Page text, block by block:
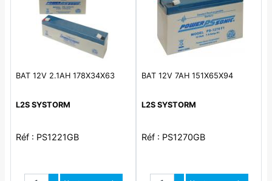
BAT 12V 2.1AH 178X34X63
L2S SYSTORM
Réf : PS1221GB
Quantité
BAT 12V 7AH 151X65X94
L2S SYSTORM
Réf : PS1270GB
Quantité